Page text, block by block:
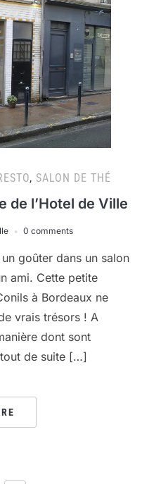
, SALON DE THÉ
de l’Hotel de Ville
0 comments
goûter dans un salon
ami. Cette petite
à Bordeaux ne
vrais trésors ! A
dont sont
de suite […]